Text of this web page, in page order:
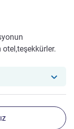
şu yoruma yanıt